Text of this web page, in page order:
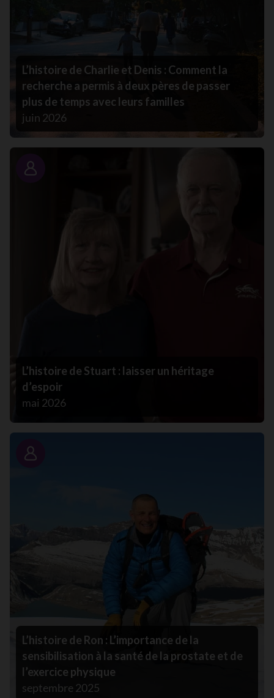
L’histoire de Charlie et Denis : Comment la
recherche a permis à deux pères de passer
plus de temps avec leurs familles
juin 2026
Portrait
L’histoire de Stuart : laisser un héritage
d’espoir
mai 2026
Portrait
L’histoire de Ron : L’importance de la
sensibilisation à la santé de la prostate et de
l’exercice physique
septembre 2025